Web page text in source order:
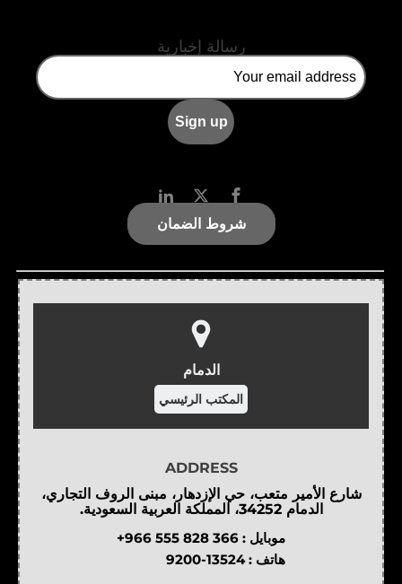
رسالة إخبارية
شروط الضمان
الدمام
المكتب الرئيسي
ADDRESS
شارع الأمير متعب، حي الإزدهار، مبنى الروف التجاري،
الدمام 34252، المملكة العربية السعودية.
موبايل : +966 555 828 366
هاتف : 9200-13524